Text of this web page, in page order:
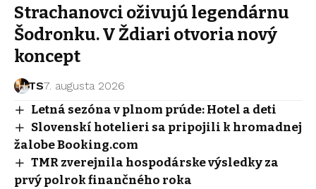
Strachanovci oživujú legendárnu
Šodronku. V Ždiari otvoria nový
koncept
TS7. augusta 2026
Letná sezóna v plnom prúde: Hotel a deti
Slovenskí hotelieri sa pripojili k hromadnej
žalobe Booking.com
TMR zverejnila hospodárske výsledky za
prvý polrok finančného roka